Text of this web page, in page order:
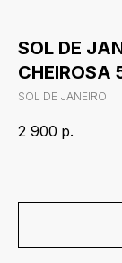
SOL DE
CHEIROSA
SOL DE JANEIRO
2 900 р.